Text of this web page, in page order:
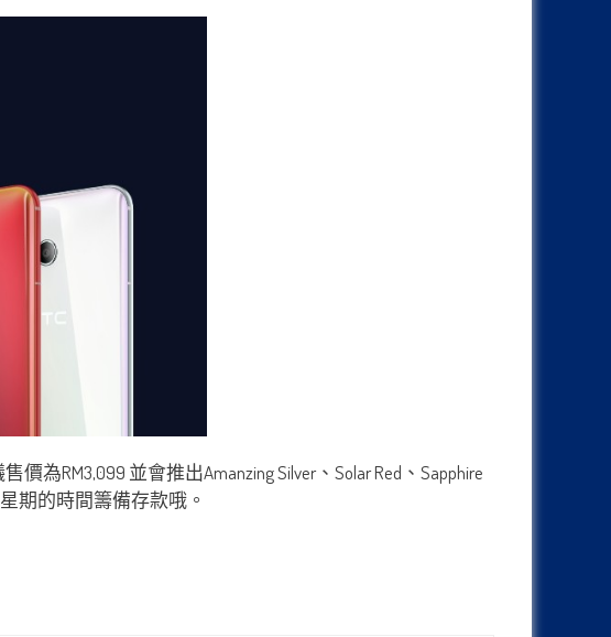
為RM3,099 並會推出Amanzing Silver、Solar Red、Sapphire
期的時間籌備存款哦。